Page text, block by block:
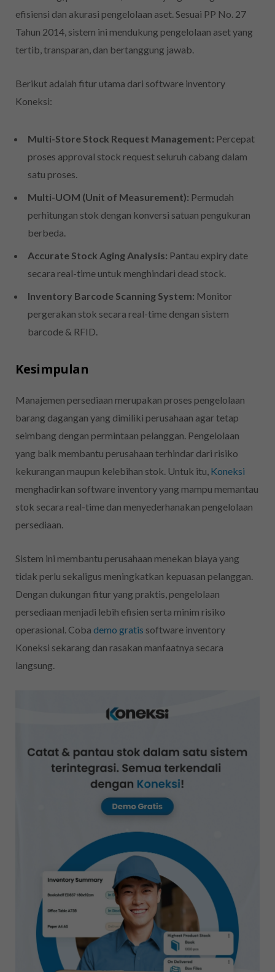
efisiensi dan akurasi pengelolaan aset. Sesuai PP No. 27
Tahun 2014, sistem ini mendukung pengelolaan aset yang
tertib, transparan, dan bertanggung jawab.
Berikut adalah fitur utama dari software inventory
Koneksi:
Multi-Store Stock Request Management: Percepat
proses approval stock request seluruh cabang dalam
satu proses.
Multi-UOM (Unit of Measurement): Permudah
perhitungan stok dengan konversi satuan pengukuran
berbeda.
Accurate Stock Aging Analysis: Pantau expiry date
secara real-time untuk menghindari dead stock.
Inventory Barcode Scanning System: Monitor
pergerakan stok secara real-time dengan sistem
barcode & RFID.
Kesimpulan
Manajemen persediaan merupakan proses pengelolaan
barang dagangan yang dimiliki perusahaan agar tetap
seimbang dengan permintaan pelanggan. Pengelolaan
yang baik membantu perusahaan terhindar dari risiko
kekurangan maupun kelebihan stok. Untuk itu, Koneksi
menghadirkan software inventory yang mampu memantau
stok secara real-time dan menyederhanakan pengelolaan
persediaan.
Sistem ini membantu perusahaan menekan biaya yang
tidak perlu sekaligus meningkatkan kepuasan pelanggan.
Dengan dukungan fitur yang praktis, pengelolaan
persediaan menjadi lebih efisien serta minim risiko
operasional. Coba demo gratis software inventory
Koneksi sekarang dan rasakan manfaatnya secara
langsung.